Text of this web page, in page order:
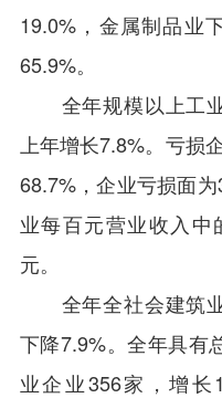
19.0%，金属制品业
65.9%。
全年规模以上工业
上年增长7.8%。亏损
68.7%，企业亏损面
业每百元营业收入中
元。
全年全社会建筑业
下降7.9%。全年具有
业企业356家，增长